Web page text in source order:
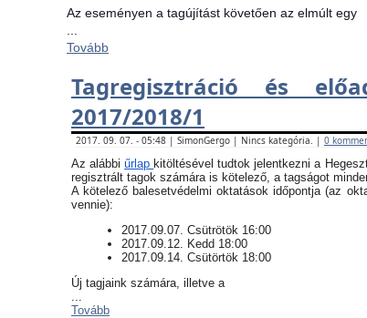
Az eseményen a tagújítást követően az elmúlt egy
Tovább
Tagregisztráció és
2017/2018/1
2017. 09. 07. - 05:48 | SimonGergo | Nincs kategória. | 0
Az alábbiűrlapkitöltésével tudtok jelentkezni a
regisztrált tagok számára is kötelező, a tagságot
​A kötelező balesetvédelmi oktatások időpontja (az
vennie):
​2017.09.07. Csütrötök 16:00
2017.09.12. Kedd 18:00
2017.09.14. Csütörtök 18:00
Új tagjaink számára, illetve a
Tovább